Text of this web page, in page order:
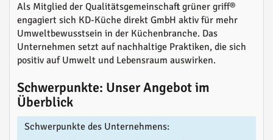
Als Mitglied der Qualitätsgemeinschaft grüner griff®
engagiert sich KD-Küche direkt GmbH aktiv für mehr
Umweltbewusstsein in der Küchenbranche. Das
Unternehmen setzt auf nachhaltige Praktiken, die sich
positiv auf Umwelt und Lebensraum auswirken.
Schwerpunkte: Unser Angebot im
Überblick
Schwerpunkte des Unternehmens: